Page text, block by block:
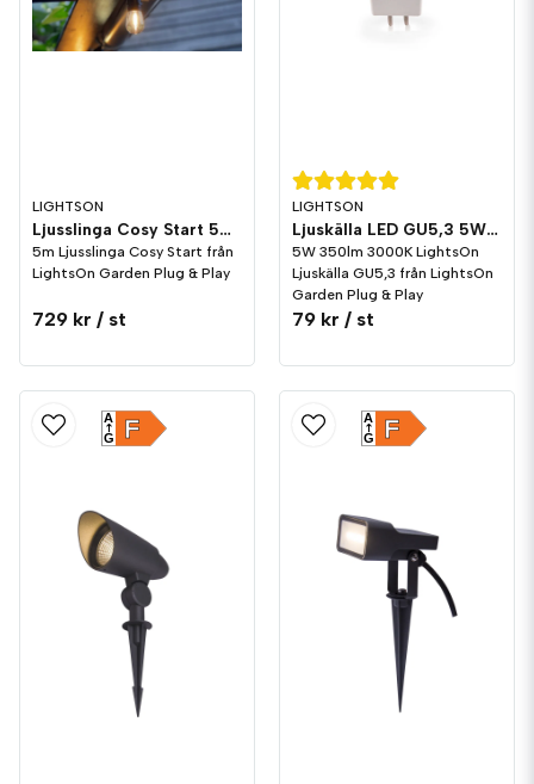
LIGHTSON
Ljusslinga Cosy Start 5m LightsOn Garden Plug & Play
5m Ljusslinga Cosy Start från
LightsOn Garden Plug & Play
729 kr / st
LIGHTSON
Ljuskälla LED GU5,3 5W 350lm 3000K LightsOn Garden Plug & Play
5W 350lm 3000K LightsOn
Ljuskälla GU5,3 från LightsOn
Garden Plug & Play
79 kr / st
F
A
G F
A
G